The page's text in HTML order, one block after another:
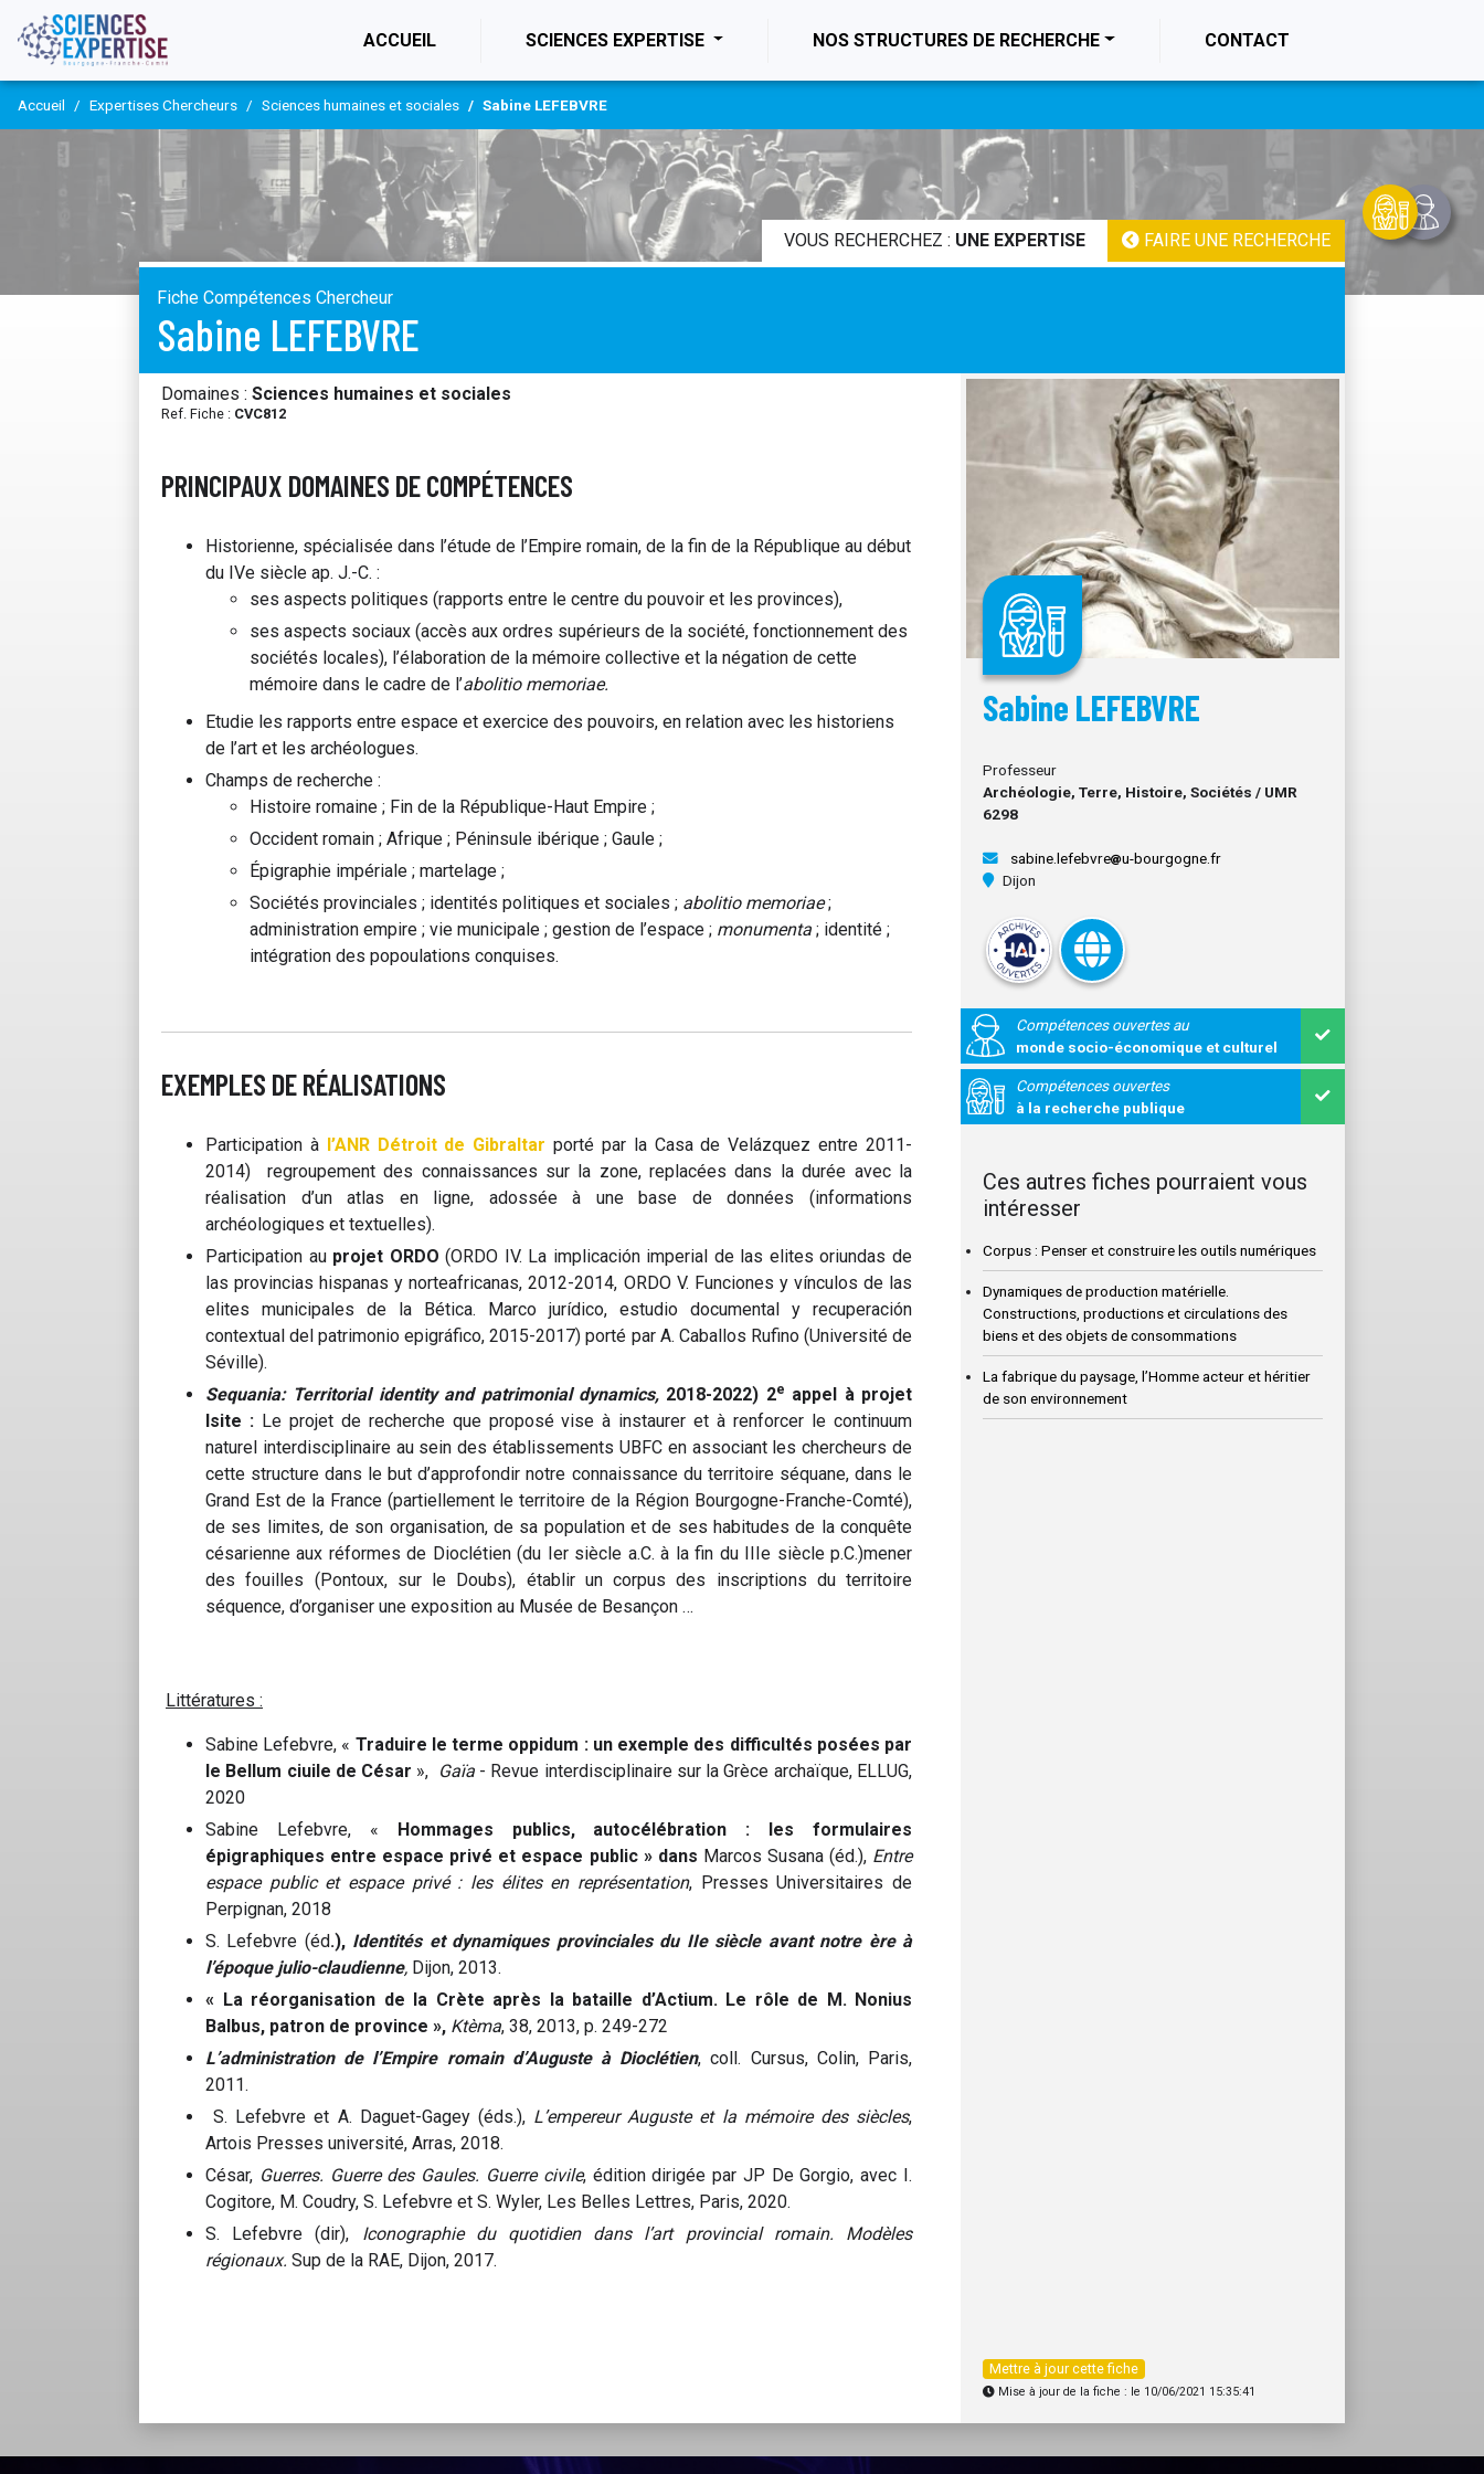
ACCUEIL (CURRENT)SCIENCES EXPERTISE NOS STRUCTURES DE RECHERCHE CONTACT
Accueil Expertises Chercheurs Sciences humaines et sociales Sabine LEFEBVRE
VOUS RECHERCHEZ : UNE EXPERTISE FAIRE UNE RECHERCHE
Fiche Compétences Chercheur
Sabine LEFEBVRE
Domaines : Sciences humaines et sociales
Ref. Fiche : CVC812
PRINCIPAUX DOMAINES DE COMPÉTENCES
Historienne, spécialisée dans l’étude de l’Empire romain, de la fin de la République au début
du IVe siècle ap. J.-C. :
ses aspects politiques (rapports entre le centre du pouvoir et les provinces),
ses aspects sociaux (accès aux ordres supérieurs de la société, fonctionnement des
sociétés locales), l’élaboration de la mémoire collective et la négation de cette
mémoire dans le cadre de l’abolitio memoriae.
Etudie les rapports entre espace et exercice des pouvoirs, en relation avec les historiens
de l’art et les archéologues.
Champs de recherche :
Histoire romaine ; Fin de la République-Haut Empire ;
Occident romain ; Afrique ; Péninsule ibérique ; Gaule ;
Épigraphie impériale ; martelage ;
Sociétés provinciales ; identités politiques et sociales ; abolitio memoriae;
administration empire ; vie municipale ; gestion de l’espace ; monumenta ; identité ;
intégration des popoulations conquises.
EXEMPLES DE RÉALISATIONS
Participation à l’ANR Détroit de Gibraltar porté par la Casa de Velázquez entre 2011-
2014) regroupement des connaissances sur la zone, replacées dans la durée avec la
réalisation d’un atlas en ligne, adossée à une base de données (informations
archéologiques et textuelles).
Participation au projet ORDO (ORDO IV. La implicación imperial de las elites oriundas de
las provincias hispanas y norteafricanas, 2012-2014, ORDO V. Funciones y vínculos de las
elites municipales de la Bética. Marco jurídico, estudio documental y recuperación
contextual del patrimonio epigráfico, 2015-2017) porté par A. Caballos Rufino (Université de
Séville).
Sequania: Territorial identity and patrimonial dynamics, 2018-2022) 2e appel à projet
Isite : Le projet de recherche que proposé vise à instaurer et à renforcer le continuum
naturel interdisciplinaire au sein des établissements UBFC en associant les chercheurs de
cette structure dans le but d’approfondir notre connaissance du territoire séquane, dans le
Grand Est de la France (partiellement le territoire de la Région Bourgogne-Franche-Comté),
de ses limites, de son organisation, de sa population et de ses habitudes de la conquête
césarienne aux réformes de Dioclétien (du Ier siècle a.C. à la fin du IIIe siècle p.C.)mener
des fouilles (Pontoux, sur le Doubs), établir un corpus des inscriptions du territoire
séquence, d’organiser une exposition au Musée de Besançon …
Littératures :
Sabine Lefebvre, « Traduire le terme oppidum : un exemple des difficultés posées par
le Bellum ciuile de César », Gaïa- Revue interdisciplinaire sur la Grèce archaïque, ELLUG,
2020
Sabine Lefebvre, « Hommages publics, autocélébration : les formulaires
épigraphiques entre espace privé et espace public » dans Marcos Susana (éd.),Entre
espace public et espace privé : les élites en représentation, Presses Universitaires de
Perpignan, 2018
S. Lefebvre (éd.), Identités et dynamiques provinciales du IIe siècle avant notre ère à
l’époque julio-claudienne, Dijon, 2013.
« La réorganisation de la Crète après la bataille d’Actium. Le rôle de M. Nonius
Balbus, patron de province », Ktèma, 38, 2013, p. 249-272
L’administration de l’Empire romain d’Auguste à Dioclétien, coll. Cursus, Colin, Paris,
2011.
S. Lefebvre et A. Daguet-Gagey (éds.), L’empereur Auguste et la mémoire des siècles,
Artois Presses université, Arras, 2018.
César, Guerres. Guerre des Gaules. Guerre civile, édition dirigée par JP De Gorgio, avec I.
Cogitore, M. Coudry, S. Lefebvre et S. Wyler, Les Belles Lettres, Paris, 2020.
S. Lefebvre (dir), Iconographie du quotidien dans l’art provincial romain. Modèles
régionaux. Sup de la RAE, Dijon, 2017.
Sabine LEFEBVRE
Professeur
Archéologie, Terre, Histoire, Sociétés / UMR
6298
sabine.lefebvre
u-bourgogne.fr
Dijon
Compétences ouvertes au
monde socio-économique et culturel
Compétences ouvertes
à la recherche publique
Ces autres fiches pourraient vous
intéresser
Corpus : Penser et construire les outils numériques
Dynamiques de production matérielle.
Constructions, productions et circulations des
biens et des objets de consommations
La fabrique du paysage, l’Homme acteur et héritier
de son environnement
Mettre à jour cette fiche
Mise à jour de la fiche : le 10/06/2021 15:35:41